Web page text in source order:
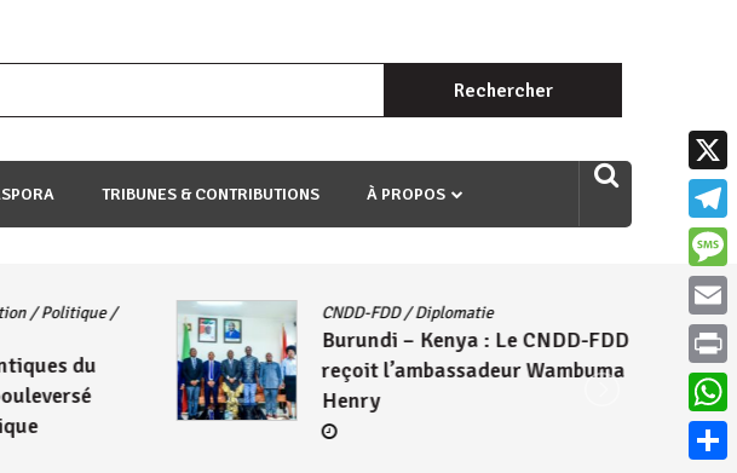
cakwibarutse .Wewe uri ngaha ndagusigiye iki kibazo : Uriko ukora iki kugira ngo
Rechercher :
TRIBUNES & CONTRIBUTIONS À PROPOS
/Politique/
du
CNDD-FDD/Diplomatie
Burundi – Kenya : Le CNDD-FDD
reçoit l’ambassadeur Wambuma
Henry
X
Email
Print